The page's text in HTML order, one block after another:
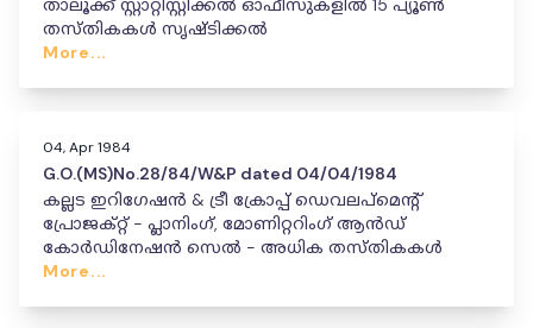
താലൂക്ക് സ്റ്റാറ്റിസ്റ്റിക്കൽ ഓഫീസുകളിൽ 15 പ്യൂൺ
തസ്തികകൾ സൃഷ്ടിക്കൽ
More...
04, Apr 1984
G.O.(MS)No.28/84/W&P dated 04/04/1984
കല്ലട ഇറിഗേഷൻ & ട്രീ ക്രോപ്പ് ഡെവലപ്‌മെന്റ്
പ്രോജക്റ്റ് - പ്ലാനിംഗ്, മോണിറ്ററിംഗ് ആൻഡ്
കോർഡിനേഷൻ സെൽ - അധിക തസ്തികകൾ
More...